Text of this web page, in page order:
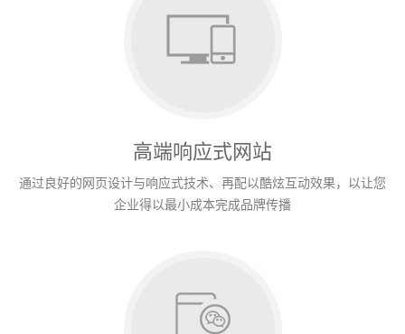
高端响应式网站
通过良好的网页设计与响应式技术、再配以酷炫互动效果，以让您
企业得以最小成本完成品牌传播